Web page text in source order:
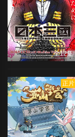
全12集
正片